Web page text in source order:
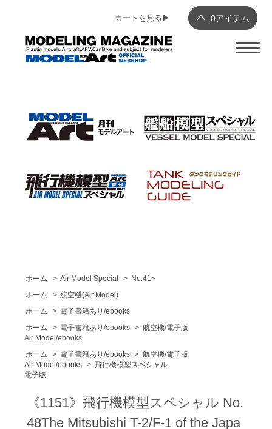
0アイテム
カートを見る▶︎
ホーム > Air Model Special > No.41~
ホーム
> 航空機(Air Model)
ホーム
> 電子書籍あり/ebooks
ホーム
> 電子書籍あり/ebooks > 航空機/電子版
Air Model/ebooks
ホーム
> 電子書籍あり/ebooks > 航空機/電子版
Air Model/ebooks > 飛行機模型スペシャル
電子版
《1151》飛行機模型スペシャル No.
48The Mitsubishi T-2/F-1 of the Japa